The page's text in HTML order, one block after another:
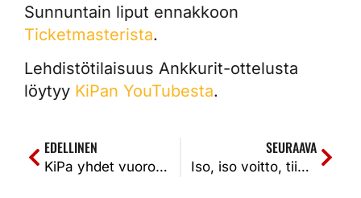
Sunnuntain liput ennakkoon
Ticketmasterista.
Lehdistötilaisuus Ankkurit-ottelusta
löytyy KiPan YouTubesta.
EDELLINEN
KiPa yhdet vuoroparit mukana mutta Vedon lyöntipeli selvästi KiPaa parempi. KiPa-ViVe 0-2 (4-6, 0-5)
SEURAAVA
Iso, iso voitto, tiivisti Eko Hyvinkäällä. Tahko-KiPa 1-2k (5-4, 5-7, 0-1k)